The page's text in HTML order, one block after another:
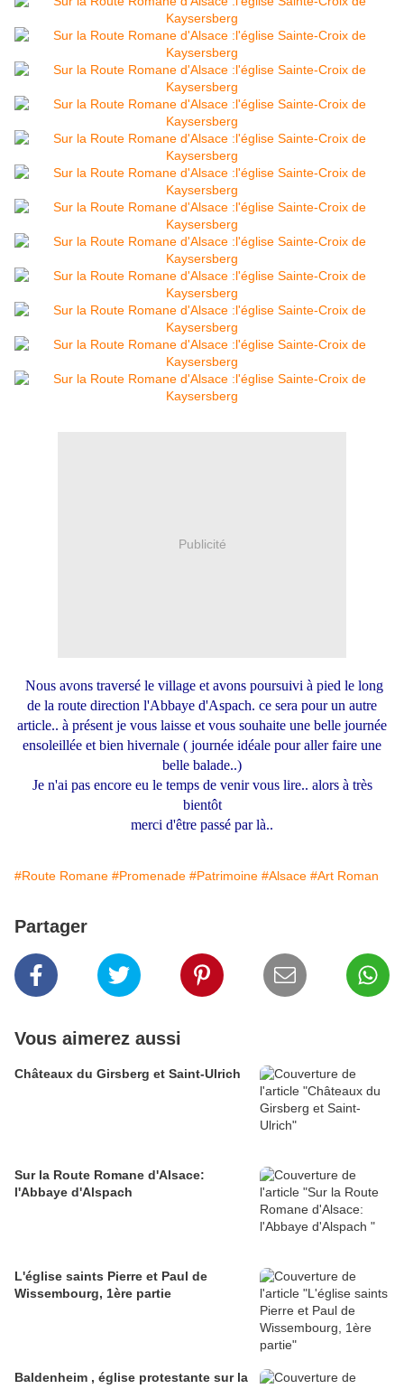
Publicité
Nous avons traversé le village et avons poursuivi à pied le long
de la route direction l'Abbaye d'Aspach. ce sera pour un autre
article.. à présent je vous laisse et vous souhaite une belle journée
ensoleillée et bien hivernale ( journée idéale pour aller faire une
belle balade..)
Je n'ai pas encore eu le temps de venir vous lire.. alors à très
bientôt
merci d'être passé par là..
#Route Romane #Promenade #Patrimoine #Alsace #Art Roman
Partager
Vous aimerez aussi
Châteaux du Girsberg et Saint-Ulrich
Sur la Route Romane d'Alsace:
l'Abbaye d'Alspach
L'église saints Pierre et Paul de
Wissembourg, 1ère partie
Baldenheim , église protestante sur la